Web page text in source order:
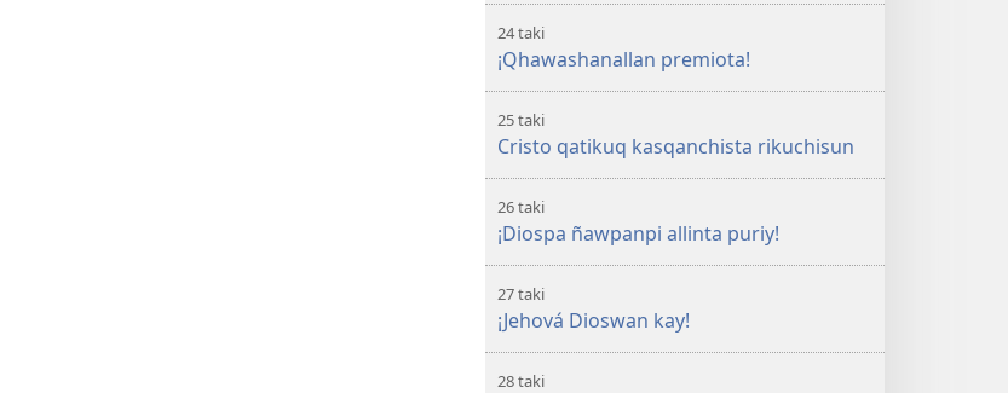
24 taki
¡Qhawashanallan premiota!
25 taki
Cristo qatikuq kasqanchista rikuchisun
26 taki
¡Diospa ñawpanpi allinta puriy!
27 taki
¡Jehová Dioswan kay!
28 taki